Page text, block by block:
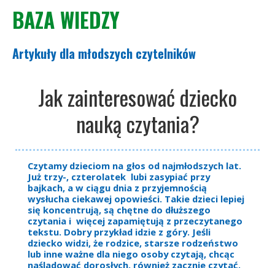
BAZA WIEDZY
Artykuły dla młodszych czytelników
Jak zainteresować dziecko
nauką czytania?
Czytamy dzieciom na głos od najmłodszych lat.
Już trzy-, czterolatek lubi zasypiać przy
bajkach, a w ciągu dnia z przyjemnością
wysłucha ciekawej opowieści. Takie dzieci lepiej
się koncentrują, są chętne do dłuższego
czytania i więcej zapamiętują z przeczytanego
tekstu. Dobry przykład idzie z góry. Jeśli
dziecko widzi, że rodzice, starsze rodzeństwo
lub inne ważne dla niego osoby czytają, chcąc
naśladować dorosłych, również zacznie czytać.